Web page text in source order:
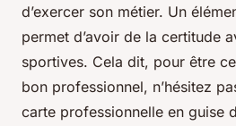
d’exercer son métier. Un
permet d’avoir de la certitude
sportives. Cela dit, pour être
bon professionnel, n’hésitez
carte professionnelle en guise